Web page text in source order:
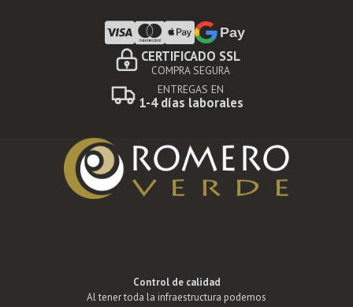
Pay
CERTIFICADO SSL
COMPRA SEGURA
ENTREGAS EN
1-4 días laborales
Control de calidad
Al tener toda la infraestructura podemos